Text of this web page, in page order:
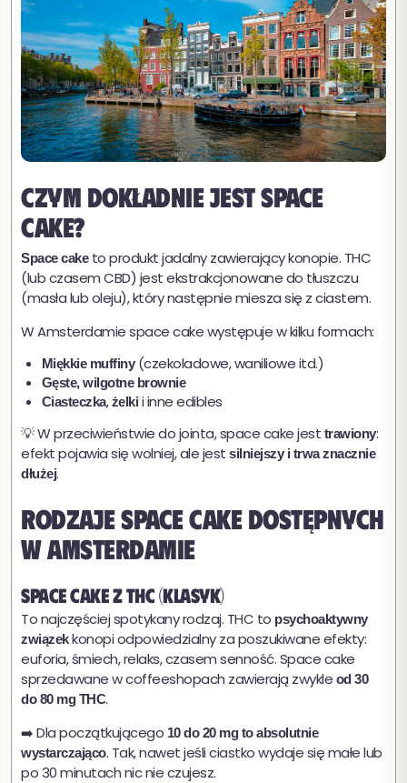
Czym dokładnie jest space
cake?
Space caketo produkt jadalny zawierający konopie. THC
(lub czasem CBD) jest ekstrakcjonowane do tłuszczu
(masła lub oleju), który następnie miesza się z ciastem.
W Amsterdamie space cake występuje w kilku formach:
Miękkie muffiny(czekoladowe, waniliowe itd.)
Gęste, wilgotne brownie
Ciasteczka,żelki i inne edibles
💡 W przeciwieństwie do jointa, space cake jest trawiony:
efekt pojawia się wolniej, ale jest silniejszy i trwa znacznie
dłużej.
Rodzaje space cake dostępnych
w Amsterdamie
Space cake z THC (klasyk)
To najczęściej spotykany rodzaj. THC to psychoaktywny
związekkonopi odpowiedzialny za poszukiwane efekty:
euforia, śmiech, relaks, czasem senność. Space cake
sprzedawane w coffeeshopach zawierają zwykle od 30
do 80 mg THC.
➡️ Dla początkującego 10 do 20 mg to absolutnie
wystarczająco. Tak, nawet jeśli ciastko wydaje się małe lub
po 30 minutach nic nie czujesz.